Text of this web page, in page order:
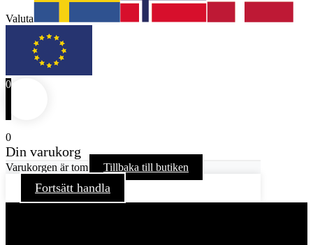
Valuta
0
0
Din varukorg
Varukorgen är tom Tillbaka till butiken
Fortsätt handla